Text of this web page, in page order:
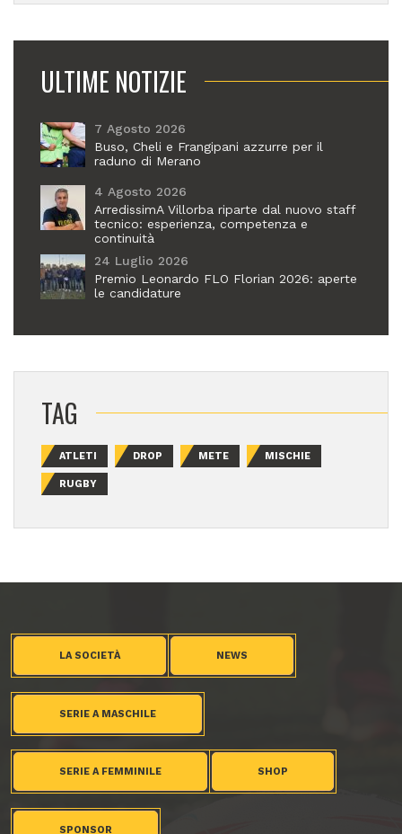
ULTIME NOTIZIE
7 Agosto 2026
Buso, Cheli e Frangipani azzurre per il
raduno di Merano
4 Agosto 2026
ArredissimA Villorba riparte dal nuovo staff
tecnico: esperienza, competenza e
continuità
24 Luglio 2026
Premio Leonardo FLO Florian 2026: aperte
le candidature
TAG
ATLETI DROP METE MISCHIE
RUGBY
LA SOCIETÀ NEWS
SERIE A MASCHILE
SERIE A FEMMINILE SHOP
SPONSOR